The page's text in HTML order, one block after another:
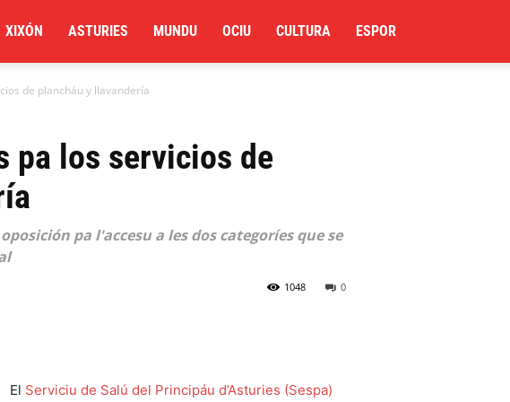
XIXÓN ASTURIES MUNDU OCIU CULTURA ESPOR
de plancháu y llavandería
pa los servicios de
pa l'accesu a les dos categoríes que se
0
1048
El Serviciu de Salú del Principáu d’Asturies (Sespa)